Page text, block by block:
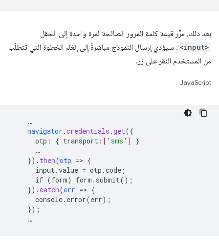
بعد ذلك، مرِّر قيمة كلمة المرور الصالحة لمرة واحدة إلى الحقل
<input> . سيؤدي إرسال النموذج مباشرةً إلى إلغاء الخطوة التي تتطلّب
من المستخدم النقر على زر.
JavaScript
…
navigator .credentials .get({
otp : { transport : [ 'sms' ]
}
…
}) . then(otp => {
input.value = otp.code ;
if (form) form.submit() ;
}) .catch(err => {
console.error(err) ;
});
…